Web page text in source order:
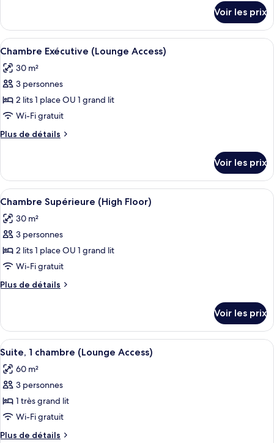
Chambre
Standard
le
type
de
Chambre
Standard
Voir les prix
Afficher
toutes
les
photos
pour
ce
type
de
Chambre
Exécutive
(Lounge
Access)
Une chambre d’hôtel équipée d’un
15
Chambre Exécutive (Lounge Access)
30 m²
3 personnes
2 lits 1 place OU 1 grand lit
Wi-Fi gratuit
Plus de détails
Plus
le
type
de
Chambre
Exécutive
Access)
Voir les prix
Afficher
toutes
les
photos
pour
ce
type
de
Chambre
Supérieure
(High
Floor)
Une chambre d’hôtel avec un
13
Chambre Supérieure (High Floor)
30 m²
3 personnes
2 lits 1 place OU 1 grand lit
Wi-Fi gratuit
Plus de détails
Plus
le
type
de
Chambre
Supérieure
Floor)
Voir les prix
Afficher
toutes
les
photos
pour
ce
type
Un salon moderne comprenant un
16
Suite, 1 chambre (Lounge Access)
60 m²
3 personnes
1 très grand lit
Wi-Fi gratuit
Plus de détails
Plus